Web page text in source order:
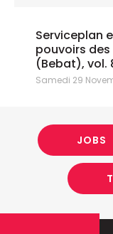
Serviceplan
pouvoirs des
(Bebat), vol.
Samedi 29
JOBS